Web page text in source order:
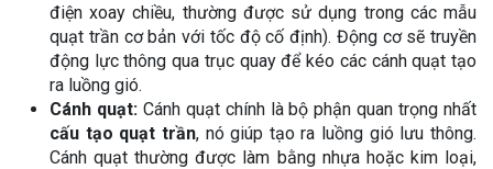
điện xoay chiều, thường được sử dụng trong các mẫu
quạt trần cơ bản với tốc độ cố định). Động cơ sẽ truyền
động lực thông qua trục quay để kéo các cánh quạt tạo
ra luồng gió.
Cánh quạt:Cánh quạt chính là bộ phận quan trọng nhất
cấu tạo quạt trần, nó giúp tạo ra luồng gió lưu thông.
Cánh quạt thường được làm bằng nhựa hoặc kim loại,